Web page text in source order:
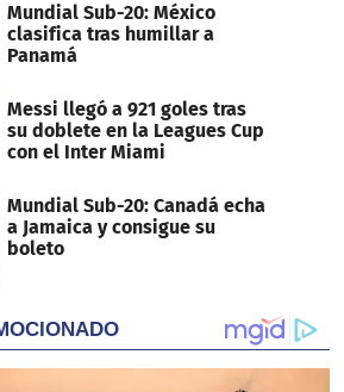
Mundial Sub-20: México
clasifica tras humillar a
Panamá
Messi llegó a 921 goles tras
su doblete en la Leagues Cup
con el Inter Miami
Mundial Sub-20: Canadá echa
a Jamaica y consigue su
boleto